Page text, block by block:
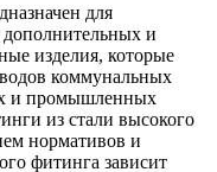
для
дополнительных и
изделия, которые
коммунальных
и промышленных
из стали высокого
нормативов и
фитинга зависит